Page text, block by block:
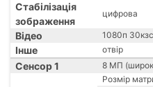
Стабілізація
зображення
цифрова
Відео 1080п
Інше отвір
Сенсор 1
8 МП
Розмір